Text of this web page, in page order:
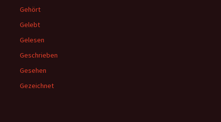
Gehört
Gelebt
Gelesen
Geschrieben
Gesehen
Gezeichnet